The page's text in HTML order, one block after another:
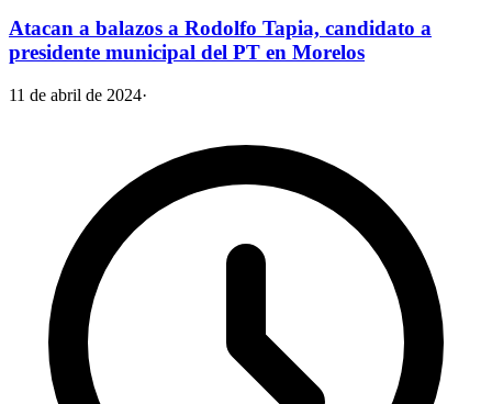
Atacan a balazos a Rodolfo Tapia, candidato a
presidente municipal del PT en Morelos
11 de abril de 2024·